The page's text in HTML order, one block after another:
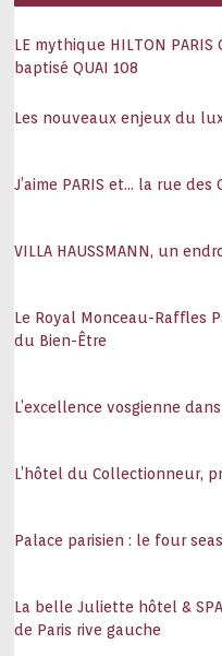
LE mythique HILTON
baptisé QUAI 108
Les nouveaux enjeux du
J’aime PARIS et… la rue des
VILLA HAUSSMANN, un
Le Royal Monceau-Raffles
du Bien-Être
L’excellence vosgienne
L’hôtel du Collectionneur,
Palace parisien : le four
La belle Juliette hôtel &
de Paris rive gauche